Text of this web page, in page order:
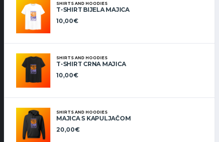
SHIRTS AND HOODIES
T-SHIRT BIJELA MAJICA
10,00€
SHIRTS AND HOODIES
T-SHIRT CRNA MAJICA
10,00€
SHIRTS AND HOODIES
MAJICA S KAPULJAČOM
20,00€